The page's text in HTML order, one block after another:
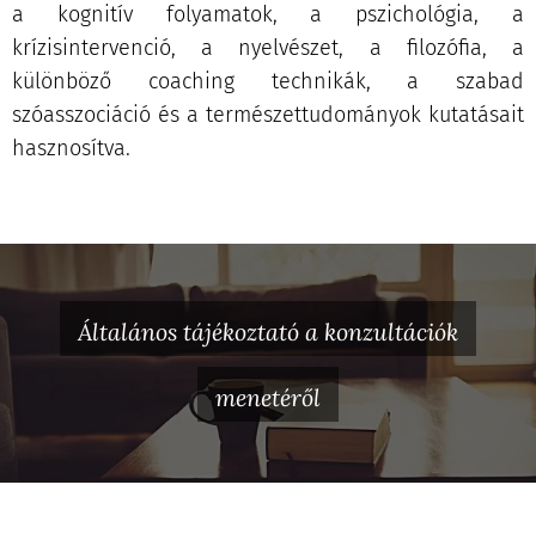
a kognitív folyamatok, a pszichológia, a
krízisintervenció, a nyelvészet, a filozófia, a
különböző coaching technikák, a szabad
szóasszociáció és a természettudományok kutatásait
hasznosítva.
Általános tájékoztató a konzultációk
menetéről